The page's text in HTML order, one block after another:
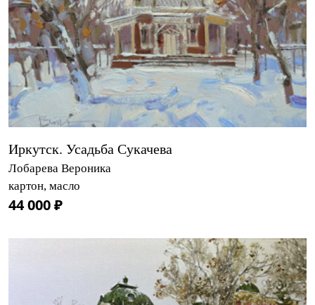
Иркутск. Усадьба Сукачева
Лобарева Вероника
картон, масло
44 000 ₽